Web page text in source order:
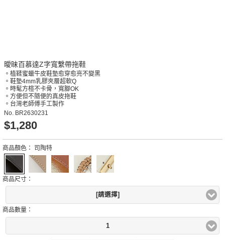
曖昧百慕達Z字寬繫帶拖鞋
。植鞣蜜蠟牛皮鞋墊愈穿愈亮不變黑
。鞋墊4mm乳膠夾層超軟Q
。時髦方楦不卡骨，寬腳OK
。方便但不隨便的真皮拖鞋
。台灣老師傅手工製作
No. BR2630231
$1,280
商品顏色： 司陶特
商品尺寸：
[請選擇]
商品數量：
1